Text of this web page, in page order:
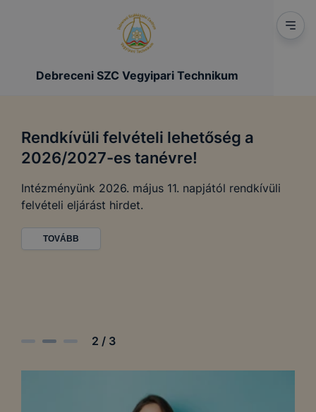
Debreceni SZC Vegyipari Technikum
Rendkívüli felvételi lehetőség a
2026/2027-es tanévre!
Intézményünk 2026. május 11. napjától rendkívüli
felvételi eljárást hirdet.
TOVÁBB
2 / 3